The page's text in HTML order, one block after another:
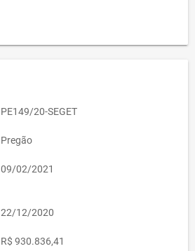
PE149/20-SEGET
Pregão
09/02/2021
22/12/2020
R$ 930.836,41